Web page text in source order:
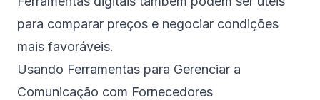
para comparar preços e negociar condições
mais favoráveis.
Usando Ferramentas para Gerenciar a
Comunicação com Fornecedores